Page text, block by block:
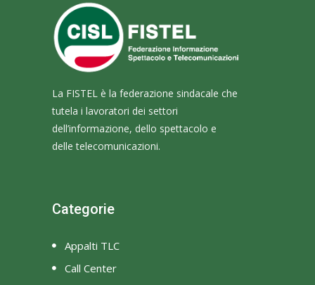
La FISTEL è la federazione sindacale che
tutela i lavoratori dei settori
dell’informazione, dello spettacolo e
delle telecomunicazioni.
Categorie
Appalti TLC
Call Center